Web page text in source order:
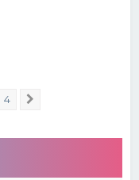
4